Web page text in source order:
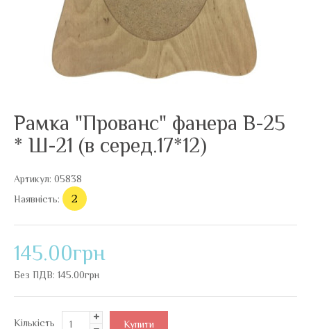
Рамка "Прованс" фанера В-25
* Ш-21 (в серед.17*12)
Артикул: 05838
Наявність:
2
145.00грн
Без ПДВ: 145.00грн
Кількість